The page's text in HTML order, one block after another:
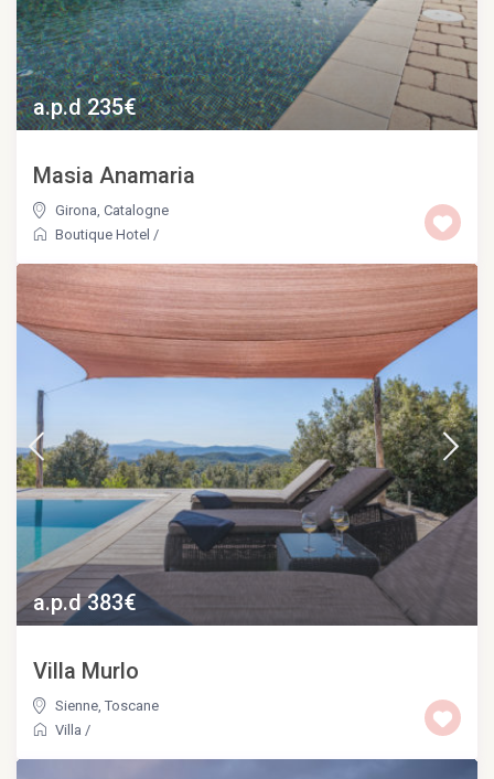
a.p.d 235€
Masia Anamaria
Girona,Catalogne
Boutique Hotel /
a.p.d 383€
Villa Murlo
Sienne,Toscane
Villa /